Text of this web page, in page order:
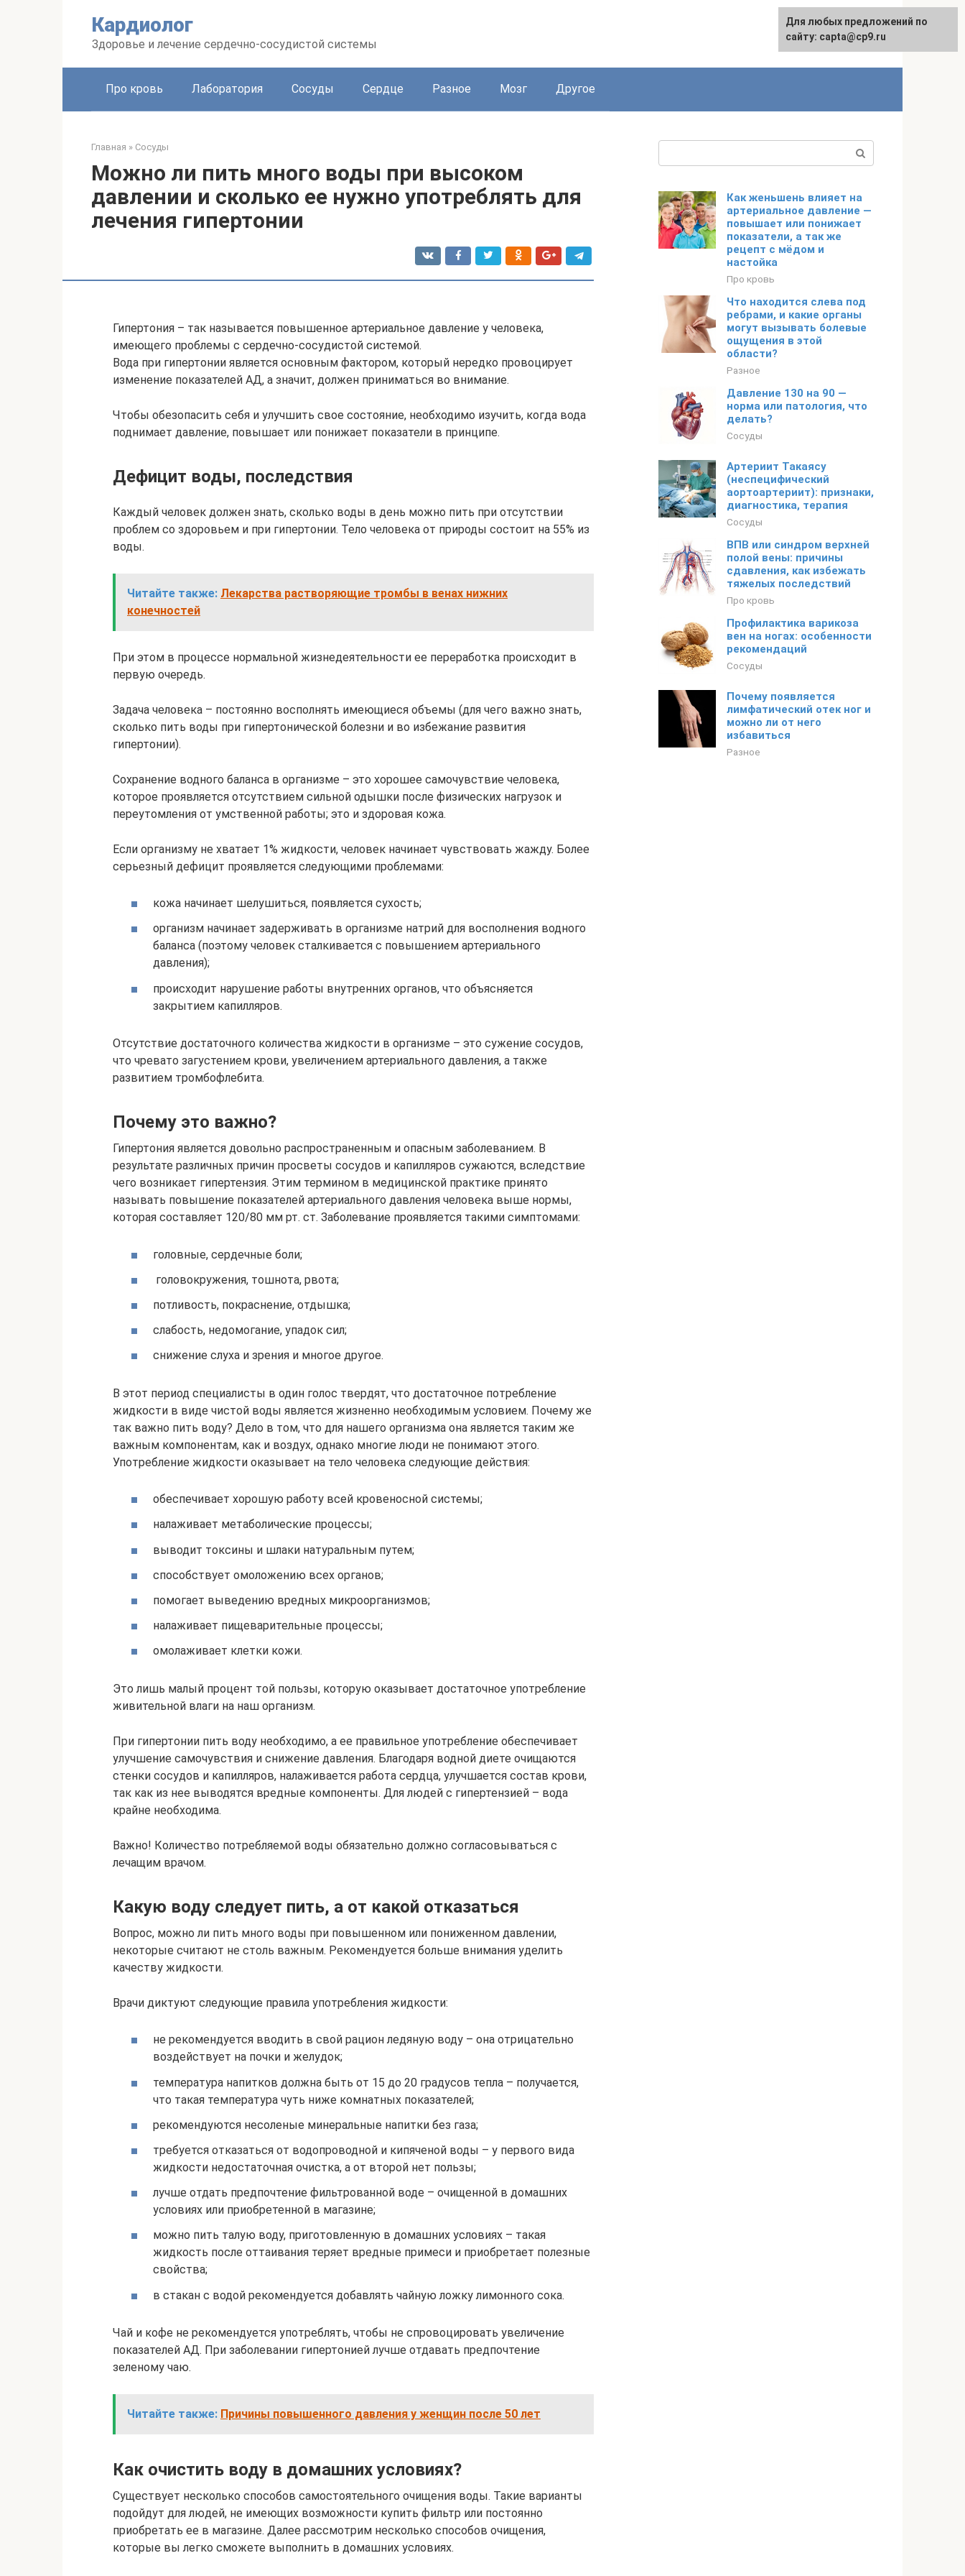
Кардиолог
Здоровье и лечение сердечно-сосудистой системы
Про кровь Лаборатория Сосуды Сердце Разное Мозг Другое
Главная » Сосуды
Можно ли пить много воды при высоком
давлении и сколько ее нужно употреблять для
лечения гипертонии
Гипертония – так называется повышенное артериальное давление у человека,
имеющего проблемы с сердечно-сосудистой системой.
Вода при гипертонии является основным фактором, который нередко провоцирует
изменение показателей АД, а значит, должен приниматься во внимание.
Чтобы обезопасить себя и улучшить свое состояние, необходимо изучить, когда вода
поднимает давление, повышает или понижает показатели в принципе.
Дефицит воды, последствия
Каждый человек должен знать, сколько воды в день можно пить при отсутствии
проблем со здоровьем и при гипертонии. Тело человека от природы состоит на 55% из
воды.
Читайте также: Лекарства растворяющие тромбы в венах нижних
конечностей
При этом в процессе нормальной жизнедеятельности ее переработка происходит в
первую очередь.
Задача человека – постоянно восполнять имеющиеся объемы (для чего важно знать,
сколько пить воды при гипертонической болезни и во избежание развития
гипертонии).
Сохранение водного баланса в организме – это хорошее самочувствие человека,
которое проявляется отсутствием сильной одышки после физических нагрузок и
переутомления от умственной работы; это и здоровая кожа.
Если организму не хватает 1% жидкости, человек начинает чувствовать жажду. Более
серьезный дефицит проявляется следующими проблемами:
кожа начинает шелушиться, появляется сухость;
организм начинает задерживать в организме натрий для восполнения водного
баланса (поэтому человек сталкивается с повышением артериального
давления);
происходит нарушение работы внутренних органов, что объясняется
закрытием капилляров.
Отсутствие достаточного количества жидкости в организме – это сужение сосудов,
что чревато загустением крови, увеличением артериального давления, а также
развитием тромбофлебита.
Почему это важно?
Гипертония является довольно распространенным и опасным заболеванием. В
результате различных причин просветы сосудов и капилляров сужаются, вследствие
чего возникает гипертензия. Этим термином в медицинской практике принято
называть повышение показателей артериального давления человека выше нормы,
которая составляет 120/80 мм рт. ст. Заболевание проявляется такими симптомами:
головные, сердечные боли;
головокружения, тошнота, рвота;
потливость, покраснение, отдышка;
слабость, недомогание, упадок сил;
снижение слуха и зрения и многое другое.
В этот период специалисты в один голос твердят, что достаточное потребление
жидкости в виде чистой воды является жизненно необходимым условием. Почему же
так важно пить воду? Дело в том, что для нашего организма она является таким же
важным компонентам, как и воздух, однако многие люди не понимают этого.
Употребление жидкости оказывает на тело человека следующие действия:
обеспечивает хорошую работу всей кровеносной системы;
налаживает метаболические процессы;
выводит токсины и шлаки натуральным путем;
способствует омоложению всех органов;
помогает выведению вредных микроорганизмов;
налаживает пищеварительные процессы;
омолаживает клетки кожи.
Это лишь малый процент той пользы, которую оказывает достаточное употребление
живительной влаги на наш организм.
При гипертонии пить воду необходимо, а ее правильное употребление обеспечивает
улучшение самочувствия и снижение давления. Благодаря водной диете очищаются
стенки сосудов и капилляров, налаживается работа сердца, улучшается состав крови,
так как из нее выводятся вредные компоненты. Для людей с гипертензией – вода
крайне необходима.
Важно! Количество потребляемой воды обязательно должно согласовываться с
лечащим врачом.
Какую воду следует пить, а от какой отказаться
Вопрос, можно ли пить много воды при повышенном или пониженном давлении,
некоторые считают не столь важным. Рекомендуется больше внимания уделить
качеству жидкости.
Врачи диктуют следующие правила употребления жидкости:
не рекомендуется вводить в свой рацион ледяную воду – она отрицательно
воздействует на почки и желудок;
температура напитков должна быть от 15 до 20 градусов тепла – получается,
что такая температура чуть ниже комнатных показателей;
рекомендуются несоленые минеральные напитки без газа;
требуется отказаться от водопроводной и кипяченой воды – у первого вида
жидкости недостаточная очистка, а от второй нет пользы;
лучше отдать предпочтение фильтрованной воде – очищенной в домашних
условиях или приобретенной в магазине;
можно пить талую воду, приготовленную в домашних условиях – такая
жидкость после оттаивания теряет вредные примеси и приобретает полезные
свойства;
в стакан с водой рекомендуется добавлять чайную ложку лимонного сока.
Чай и кофе не рекомендуется употреблять, чтобы не спровоцировать увеличение
показателей АД. При заболевании гипертонией лучше отдавать предпочтение
зеленому чаю.
Читайте также: Причины повышенного давления у женщин после 50 лет
Как очистить воду в домашних условиях?
Существует несколько способов самостоятельного очищения воды. Такие варианты
подойдут для людей, не имеющих возможности купить фильтр или постоянно
приобретать ее в магазине. Далее рассмотрим несколько способов очищения,
которые вы легко сможете выполнить в домашних условиях.
Как женьшень влияет на
артериальное давление —
повышает или понижает
показатели, а так же
рецепт с мёдом и
настойка
Про кровь
Что находится слева под
ребрами, и какие органы
могут вызывать болевые
ощущения в этой
области?
Разное
Давление 130 на 90 —
норма или патология, что
делать?
Сосуды
Артериит Такаясу
(неспецифический
аортоартериит): признаки,
диагностика, терапия
Сосуды
ВПВ или синдром верхней
полой вены: причины
сдавления, как избежать
тяжелых последствий
Про кровь
Профилактика варикоза
вен на ногах: особенности
рекомендаций
Сосуды
Почему появляется
лимфатический отек ног и
можно ли от него
избавиться
Разное
Для любых предложений по
сайту: capta@cp9.ru